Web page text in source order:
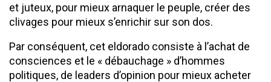
et juteux, pour mieux arnaquer le peuple, créer des
clivages pour mieux s’enrichir sur son dos.
Par conséquent, cet eldorado consiste à l’achat de
consciences et le « débauchage » d’hommes
politiques, de leaders d’opinion pour mieux acheter